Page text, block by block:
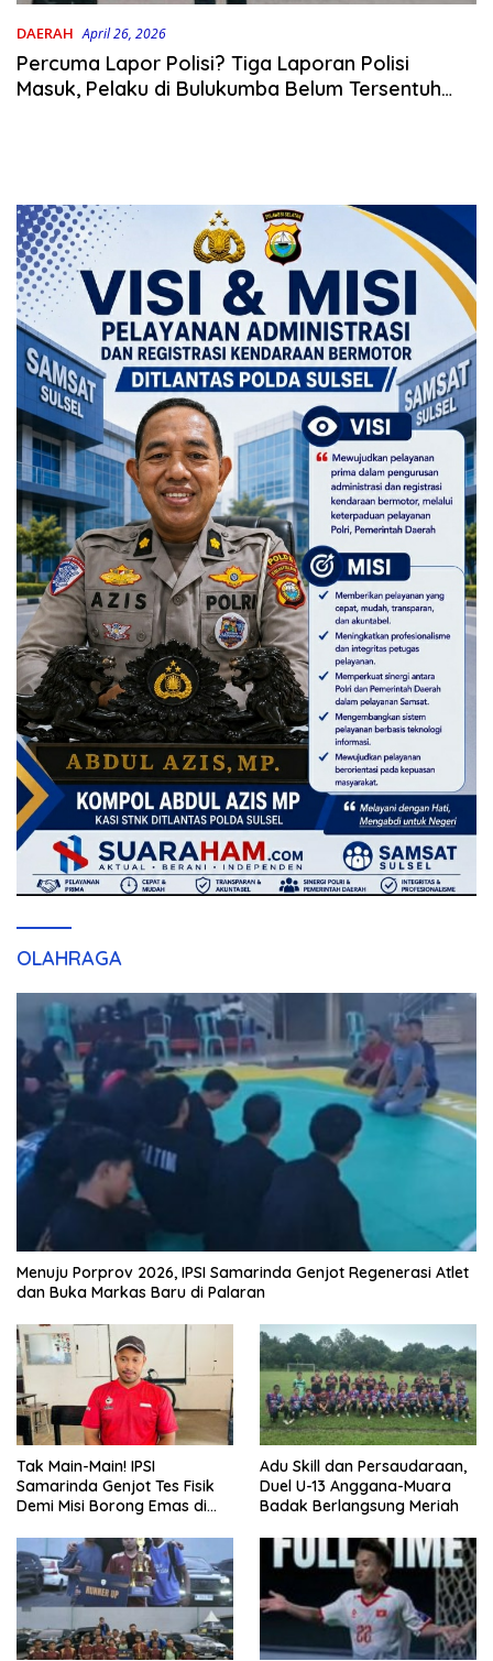
DAERAH April 26, 2026
Percuma Lapor Polisi? Tiga Laporan Polisi
Masuk, Pelaku di Bulukumba Belum Tersentuh
OLAHRAGA
Menuju Porprov 2026, IPSI Samarinda Genjot Regenerasi Atlet
dan Buka Markas Baru di Palaran
Tak Main-Main! IPSI
Samarinda Genjot Tes Fisik
Demi Misi Borong Emas di
Adu Skill dan Persaudaraan,
Duel U-13 Anggana-Muara
Badak Berlangsung Meriah